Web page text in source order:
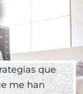
que
me han